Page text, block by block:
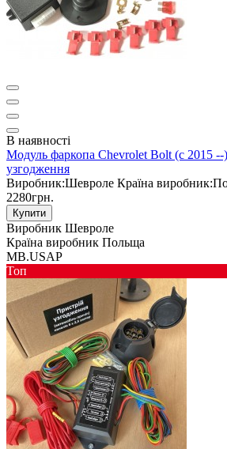
В наявності
Модуль фаркопа Chevrolet Bolt (c 2015
узгодження
Виробник:Шевроле Країна виробник:
2280грн.
Купити
Виробник Шевроле
Країна виробник Польща
MB.USAP
Toп